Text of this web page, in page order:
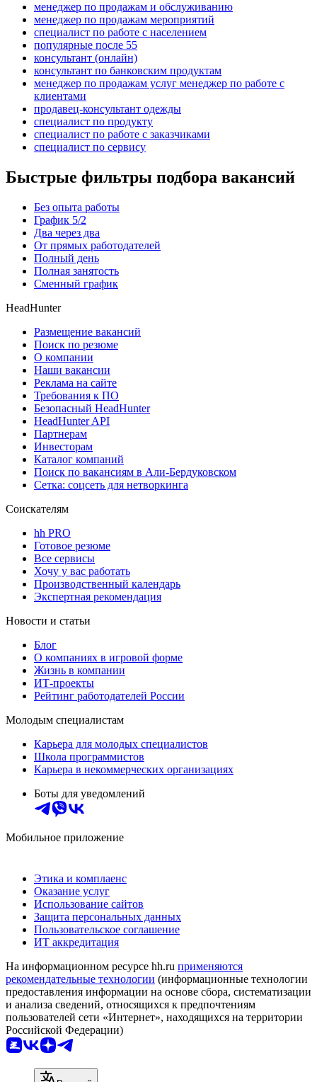
менеджер по продажам и обслуживанию
менеджер по продажам мероприятий
специалист по работе с населением
популярные после 55
консультант (онлайн)
консультант по банковским продуктам
менеджер по продажам услуг менеджер по работе с
клиентами
продавец-консультант одежды
специалист по продукту
специалист по работе с заказчиками
специалист по сервису
Быстрые фильтры подбора вакансий
Без опыта работы
График 5/2
Два через два
От прямых работодателей
Полный день
Полная занятость
Сменный график
HeadHunter
Размещение вакансий
Поиск по резюме
О компании
Наши вакансии
Реклама на сайте
Требования к ПО
Безопасный HeadHunter
HeadHunter API
Партнерам
Инвесторам
Каталог компаний
Поиск по вакансиям в Али-Бердуковском
Сетка: соцсеть для нетворкинга
Соискателям
hh PRO
Готовое резюме
Все сервисы
Хочу у вас работать
Производственный календарь
Экспертная рекомендация
Новости и статьи
Блог
О компаниях в игровой форме
Жизнь в компании
ИТ-проекты
Рейтинг работодателей России
Молодым специалистам
Карьера для молодых специалистов
Школа программистов
Карьера в некоммерческих организациях
Боты для уведомлений
Мобильное приложение
Этика и комплаенс
Оказание услуг
Использование сайтов
Защита персональных данных
Пользовательское соглашение
ИТ аккредитация
На информационном ресурсе hh.ru применяются
рекомендательные технологии (информационные технологии
предоставления информации на основе сбора, систематизации
и анализа сведений, относящихся к предпочтениям
пользователей сети «Интернет», находящихся на территории
Российской Федерации)